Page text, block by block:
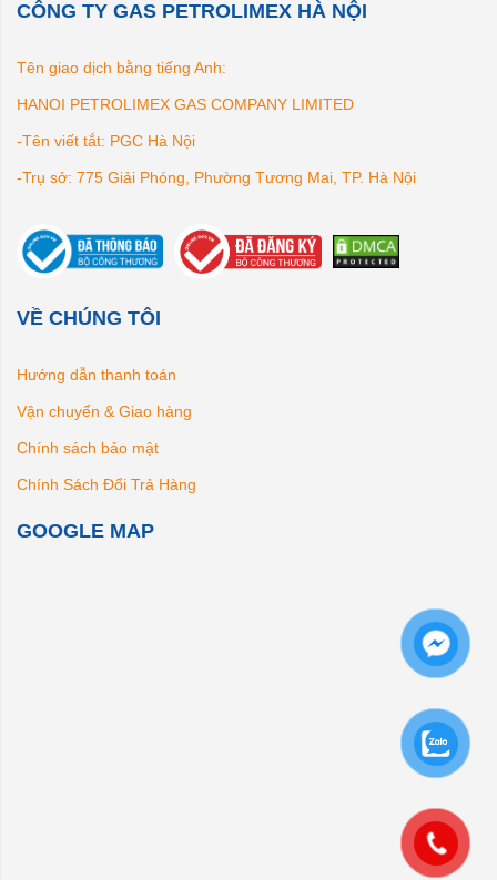
CÔNG TY GAS PETROLIMEX HÀ NỘI
Tên giao dịch bằng tiếng Anh:
HANOI PETROLIMEX GAS COMPANY LIMITED
-Tên viết tắt: PGC Hà Nội
-Trụ sở: 775 Giải Phóng, Phường Tương Mai, TP. Hà Nội
VỀ CHÚNG TÔI
Hướng dẫn thanh toán
Vận chuyển & Giao hàng
Chính sách bảo mật
Chính Sách Đổi Trả Hàng
GOOGLE MAP